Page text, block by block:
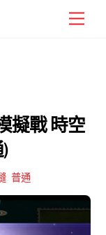
擬戰 時空
, 普通